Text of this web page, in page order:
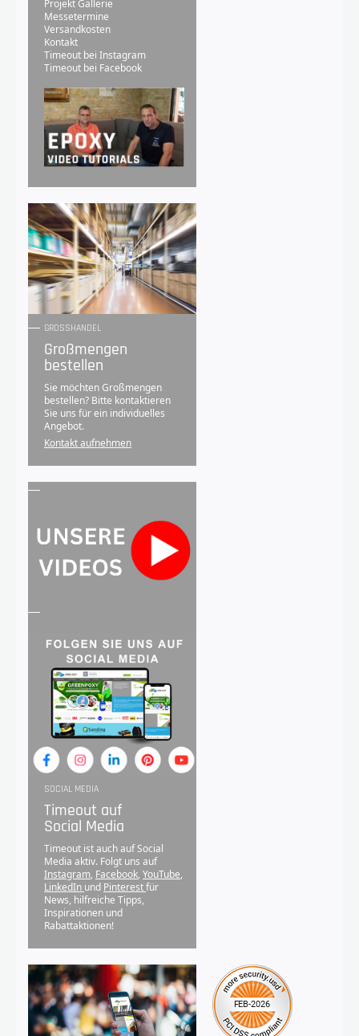
Projekt Gallerie
Messetermine
Versandkosten
Kontakt
Timeout bei Instagram
Timeout bei Facebook
GROSSHANDEL
Großmengen
bestellen
Sie möchten Großmengen
bestellen? Bitte kontaktieren
Sie uns für ein individuelles
Angebot.
Kontakt aufnehmen
SOCIAL MEDIA
Timeout auf
Social Media
Timeout ist auch auf Social
Media aktiv. Folgt uns auf
Instagram, Facebook, YouTube,
LinkedIn und Pinterestfür
News, hilfreiche Tipps,
Inspirationen und
Rabattaktionen!